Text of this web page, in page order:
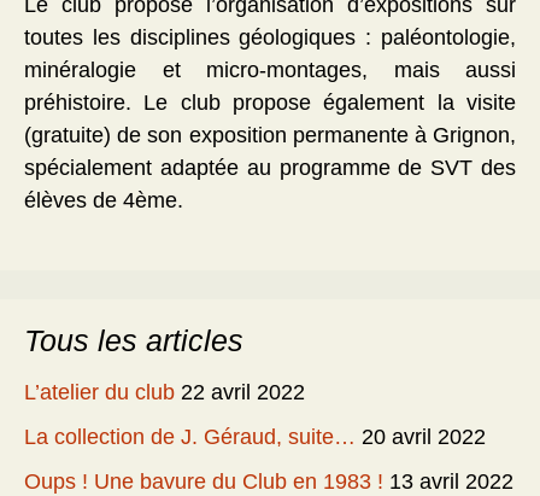
Le club propose l’organisation d’expositions sur
toutes les disciplines géologiques : paléontologie,
minéralogie et micro-montages, mais aussi
préhistoire. Le club propose également la visite
(gratuite) de son exposition permanente à Grignon,
spécialement adaptée au programme de SVT des
élèves de 4ème.
Tous les articles
L’atelier du club 22 avril 2022
La collection de J. Géraud, suite… 20 avril 2022
Oups ! Une bavure du Club en 1983 ! 13 avril 2022